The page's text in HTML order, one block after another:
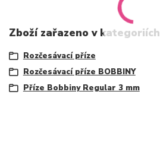
Zboží zařazeno v kategoriích
Rozčesávací příze
Rozčesávací příze BOBBINY
Příze Bobbiny Regular 3 mm